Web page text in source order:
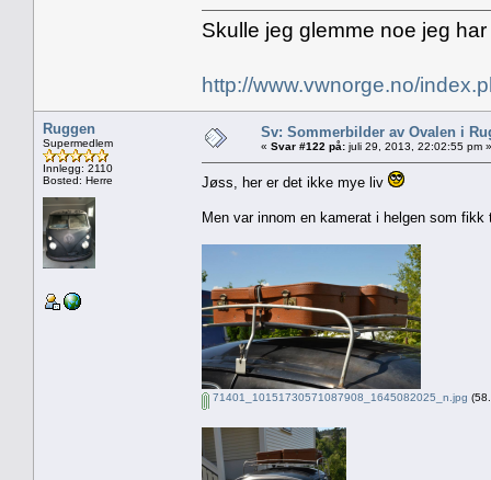
Skulle jeg glemme noe jeg
http://www.vwnorge.no/
Ruggen
Supermedlem
Innlegg: 2110
Bosted: Herre
Sv: Sommerbilder av Ovalen i
« Svar #122 på: juli 29, 2013, 22:02:55 pm »
Jøss, her er det ikke mye liv
Men var innom en kamerat i helgen som
71401_10151730571087908_1645082025_n.jpg